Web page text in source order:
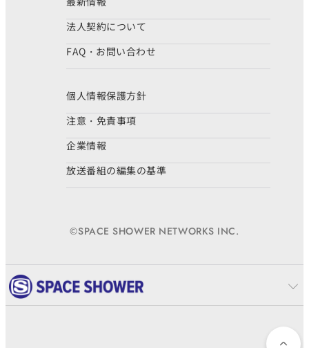
法人契約について
FAQ・お問い合わせ
個人情報保護方針
注意・免責事項
企業情報
放送番組の編集の基準
©SPACE SHOWER NETWORKS INC.